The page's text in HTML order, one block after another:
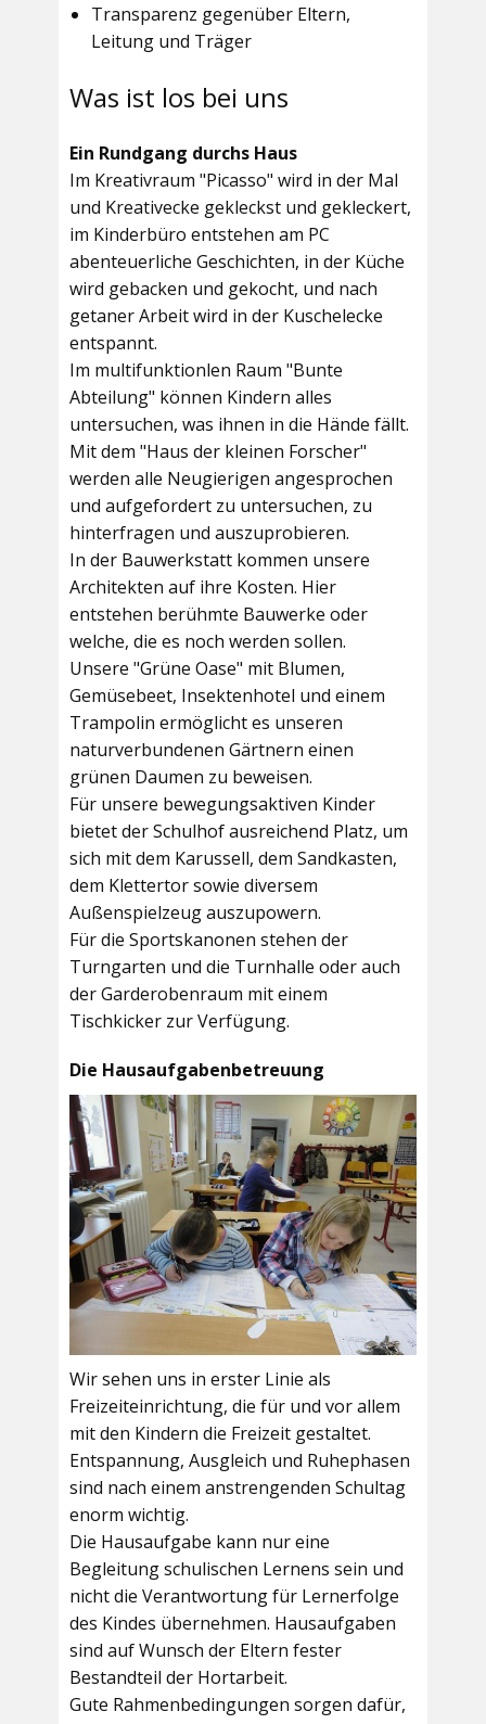
Transparenz gegenüber Eltern,
Leitung und Träger
Was ist los bei uns
Ein Rundgang durchs Haus
Im Kreativraum "Picasso" wird in der Mal
und Kreativecke gekleckst und gekleckert,
im Kinderbüro entstehen am PC
abenteuerliche Geschichten, in der Küche
wird gebacken und gekocht, und nach
getaner Arbeit wird in der Kuschelecke
entspannt.
Im multifunktionlen Raum "Bunte
Abteilung" können Kindern alles
untersuchen, was ihnen in die Hände fällt.
Mit dem "Haus der kleinen Forscher"
werden alle Neugierigen angesprochen
und aufgefordert zu untersuchen, zu
hinterfragen und auszuprobieren.
In der Bauwerkstatt kommen unsere
Architekten auf ihre Kosten. Hier
entstehen berühmte Bauwerke oder
welche, die es noch werden sollen.
Unsere "Grüne Oase" mit Blumen,
Gemüsebeet, Insektenhotel und einem
Trampolin ermöglicht es unseren
naturverbundenen Gärtnern einen
grünen Daumen zu beweisen.
Für unsere bewegungsaktiven Kinder
bietet derSchulhofausreichend Platz, um
sich mit dem Karussell, dem Sandkasten,
dem Klettertor sowie diversem
Außenspielzeug auszupowern.
Für die Sportskanonen stehen der
Turngarten und die Turnhalle oder auch
derGarderobenraum mit einem
Tischkicker zur Verfügung.
Die Hausaufgabenbetreuung
Wir sehen uns in erster Linie als
Freizeiteinrichtung, die für und vor allem
mit den Kindern die Freizeit gestaltet.
Entspannung, Ausgleich und Ruhephasen
sind nach einem anstrengenden Schultag
enorm wichtig.
Die Hausaufgabe kann nur eine
Begleitung schulischen Lernens sein und
nicht die Verantwortung für Lernerfolge
des Kindes übernehmen. Hausaufgaben
sind auf Wunsch der Eltern fester
Bestandteil der Hortarbeit.
Gute Rahmenbedingungen sorgen dafür,